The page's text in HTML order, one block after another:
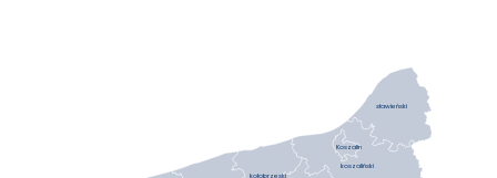
kołobrzeski
koszaliński
sławieński
Koszalin